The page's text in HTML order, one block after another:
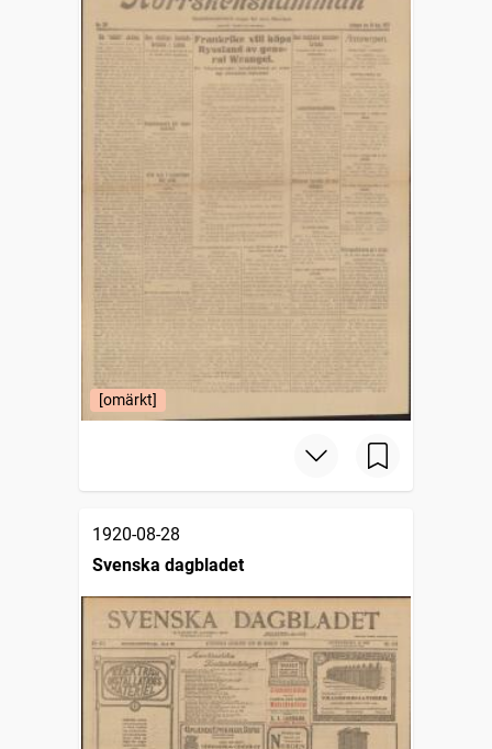
[omärkt]
1920-08-28
Svenska dagbladet